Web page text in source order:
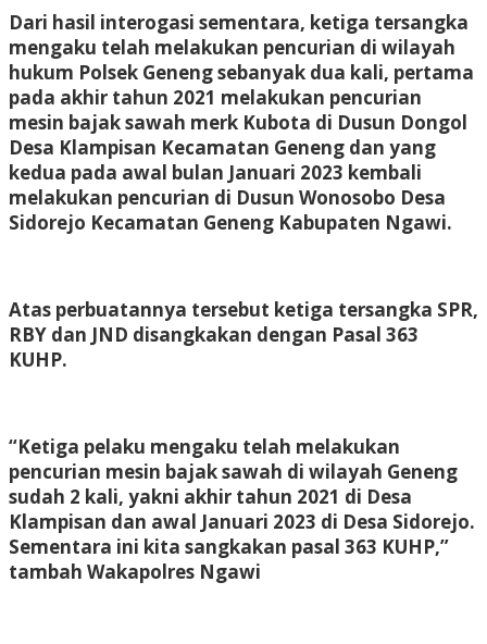
Dari hasil interogasi sementara, ketiga tersangka
mengaku telah melakukan pencurian di wilayah
hukum Polsek Geneng sebanyak dua kali, pertama
pada akhir tahun 2021 melakukan pencurian
mesin bajak sawah merk Kubota di Dusun Dongol
Desa Klampisan Kecamatan Geneng dan yang
kedua pada awal bulan Januari 2023 kembali
melakukan pencurian di Dusun Wonosobo Desa
Sidorejo Kecamatan Geneng Kabupaten Ngawi.
Atas perbuatannya tersebut ketiga tersangka SPR,
RBY dan JND disangkakan dengan Pasal 363
KUHP.
“Ketiga pelaku mengaku telah melakukan
pencurian mesin bajak sawah di wilayah Geneng
sudah 2 kali, yakni akhir tahun 2021 di Desa
Klampisan dan awal Januari 2023 di Desa Sidorejo.
Sementara ini kita sangkakan pasal 363 KUHP,”
tambah Wakapolres Ngawi